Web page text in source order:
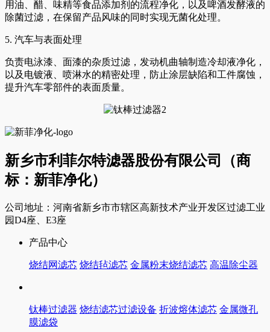
用油、醋、味精等食品添加剂的流程净化，以及啤酒发酵液的
除菌过滤，在保留产品风味的同时实现无菌化处理。
5. 汽车与表面处理
负责电泳漆、面漆的杂质过滤，发动机曲轴制造冷却液净化，
以及电镀液、喷淋水的精密处理，防止涂层缺陷和工件腐蚀，
提升汽车零部件的表面质量。
新乡市利菲尔特滤器股份有限公司（商
标：新菲净化）
公司地址：河南省新乡市市辖区高新技术产业开发区过滤工业
园D4座、E3座
产品中心
烧结网滤芯 烧结毡滤芯 金属粉末烧结滤芯 高温除尘器
钛棒过滤器 烧结滤芯过滤设备 折波熔体滤芯 金属微孔
膜滤袋